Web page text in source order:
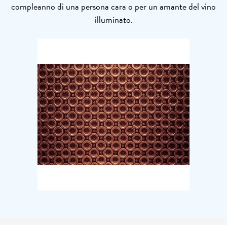
compleanno di una persona cara o per un amante del vino
illuminato.